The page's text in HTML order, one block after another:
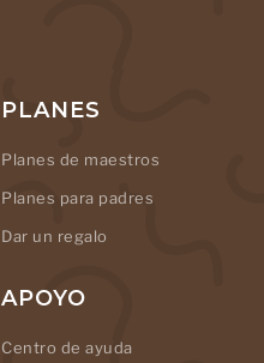
PLANES
Planes de maestros
Planes para padres
Dar un regalo
APOYO
Centro de ayuda